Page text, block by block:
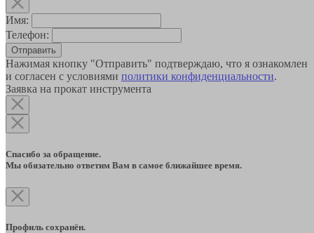
Имя:
Телефон:
Отправить
Нажимая кнопку "Отправить" подтверждаю, что я ознакомлен
и согласен с условиями политики конфиденциальности.
Заявка на прокат инструмента
Спасибо за обращение.
Мы обязательно ответим Вам в самое ближайшее время.
Профиль сохранён.